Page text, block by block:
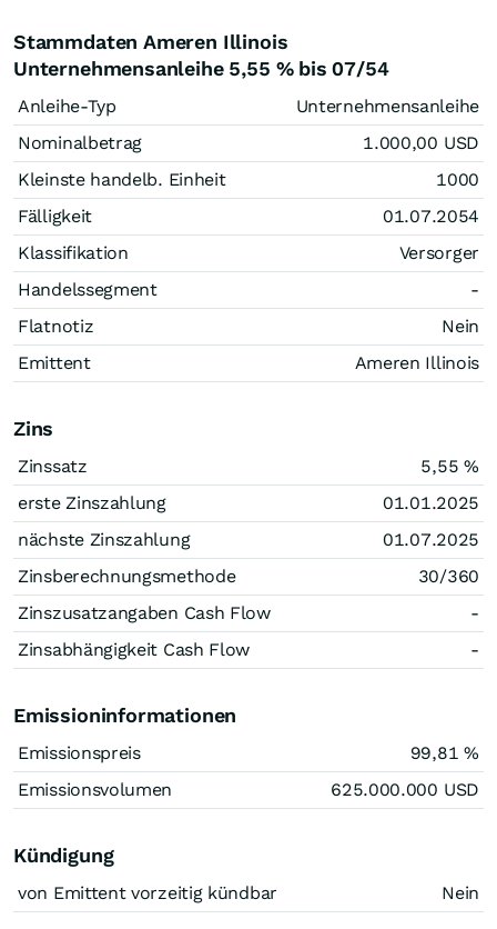
Stammdaten Ameren Illinois
Unternehmensanleihe 5,55 % bis 07/54
Anleihe-Typ
Unternehmensanleihe
Nominalbetrag
1.000,00 USD
Kleinste handelb. Einheit
1000
Fälligkeit
01.07.2054
Klassifikation
Versorger
Handelssegment
-
Flatnotiz
Nein
Emittent
Ameren Illinois
Zins
Zinssatz 5,55 %
erste Zinszahlung
01.01.2025
nächste Zinszahlung
01.07.2025
Zinsberechnungsmethode
30/360
Zinszusatzangaben Cash Flow
-
Zinsabhängigkeit Cash Flow
-
Emissioninformationen
Emissionspreis 99,81 %
Emissionsvolumen
625.000.000 USD
Kündigung
von Emittent vorzeitig kündbar Nein